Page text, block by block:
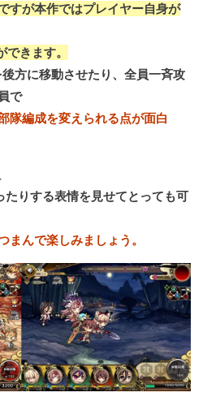
すが本作ではプレイヤー自身が
きます。
方に移動させたり、全員一斉攻
で
隊編成を変えられる点が面白
たりする表情を見せてとっても可
まんで楽しみましょう。